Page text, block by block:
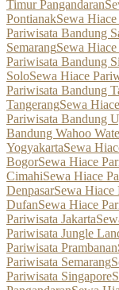
Timur Pangandaran
PontianakSewa
Pariwisata Bandung
SemarangSewa
Pariwisata Bandung
SoloSewa Hiace
Pariwisata Bandung
TangerangSewa
Pariwisata Bandung
Bandung Wahoo
YogyakartaSewa
BogorSewa Hiace
CimahiSewa Hiace
DenpasarSewa Hiace
DufanSewa Hiace
Pariwisata Jakarta
Pariwisata Jungle
Pariwisata Prambanan
Pariwisata Semarang
Pariwisata Singapore